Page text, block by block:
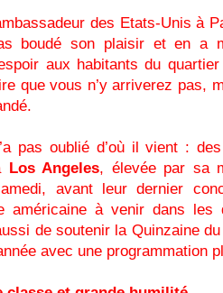
des Etats-Unis à
boudé son plaisir et en a
aux habitants du
que vous n’y arriverez pas,
pas oublié d’où il vient :
Los Angeles, élevée par sa
avant leur dernier
américaine à venir dans les
de soutenir la Quinzaine
avec une programmation